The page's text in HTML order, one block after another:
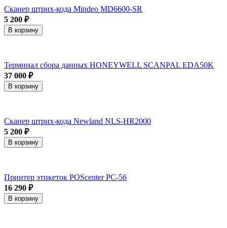
Сканер штрих-кода Mindeo MD6600-SR
5 200 ₽
В корзину
Терминал сбора данных HONEYWELL SCANPAL EDA50K
37 000 ₽
В корзину
Сканер штрих-кода Newland NLS-HR2000
5 200 ₽
В корзину
Принтер этикеток POScenter PC-56
16 290 ₽
В корзину